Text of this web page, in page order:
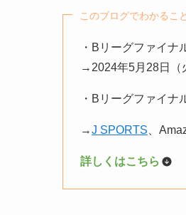
このブログでわかること
・Bリーグファイナ
→2024年5月28日（
・Bリーグファイナ
→J SPORTS 、
詳しくはこちら